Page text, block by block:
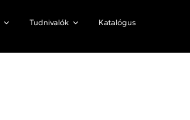
Tudnivalók Katalógus